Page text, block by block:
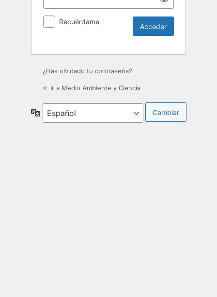
Recuérdame
¿Has olvidado tu contraseña?
← Ir a Medio Ambiente y Ciencia
Idioma